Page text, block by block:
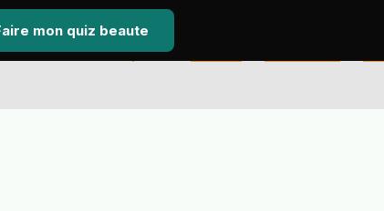
mon quiz beaute